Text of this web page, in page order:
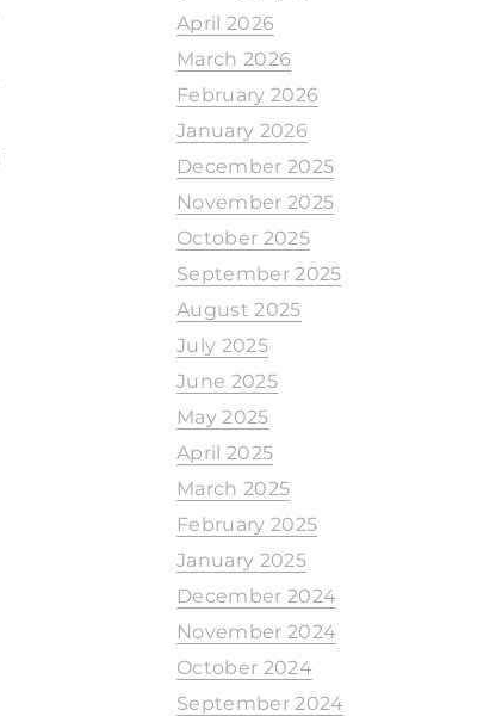
April 2026
March 2026
February 2026
January 2026
December 2025
November 2025
October 2025
September 2025
August 2025
July 2025
June 2025
May 2025
April 2025
March 2025
February 2025
January 2025
December 2024
November 2024
October 2024
September 2024